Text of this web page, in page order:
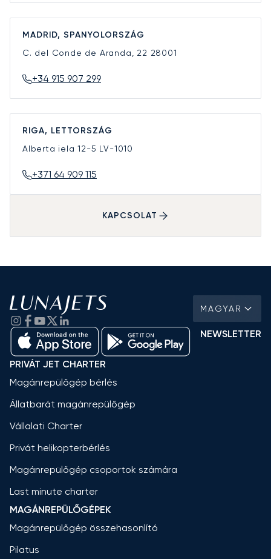
MADRID, SPANYOLORSZÁG
C. del Conde de Aranda, 22 28001
+34 915 907 299
RIGA, LETTORSZÁG
Alberta iela 12-5 LV-1010
+371 64 909 115
KAPCSOLAT
MAGYAR
NEWSLETTER
PRIVÁT JET CHARTER
Magánrepülőgép bérlés
Állatbarát magánrepülőgép
Vállalati Charter
Privát helikopterbérlés
Magánrepülőgép csoportok számára
Last minute charter
MAGÁNREPÜLŐGÉPEK
Magánrepülőgép összehasonlító
Pilatus